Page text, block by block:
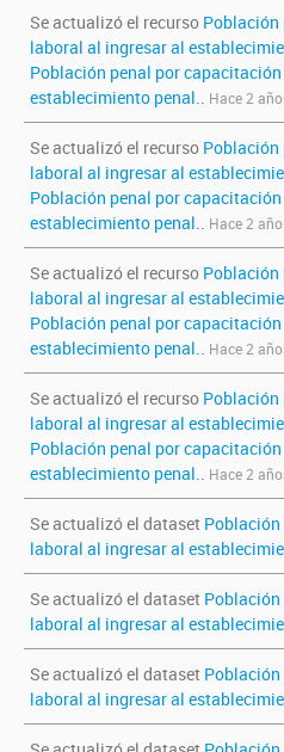
Se actualizó el recurso Población
laboral al ingresar al
Población penal por
establecimiento penal.. Hace 2
Se actualizó el recurso Población
laboral al ingresar al
Población penal por
establecimiento penal.. Hace 2
Se actualizó el recurso Población
laboral al ingresar al
Población penal por
establecimiento penal.. Hace 2
Se actualizó el recurso Población
laboral al ingresar al
Población penal por
establecimiento penal.. Hace 2
Se actualizó el dataset
laboral al ingresar al
Se actualizó el dataset
laboral al ingresar al
Se actualizó el dataset
laboral al ingresar al